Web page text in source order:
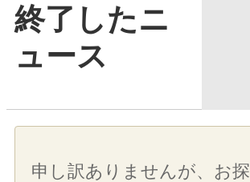
終了したニ
ュース
申し訳ありませんが、お